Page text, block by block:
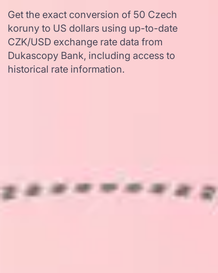
Get the exact conversion of 50 Czech
koruny to US dollars using up-to-date
CZK/USD exchange rate data from
Dukascopy Bank, including access to
historical rate information.